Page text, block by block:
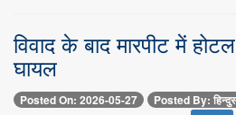
विवाद के बाद मारपीट में
घायल
Posted On: 2026-05-27 Posted By: